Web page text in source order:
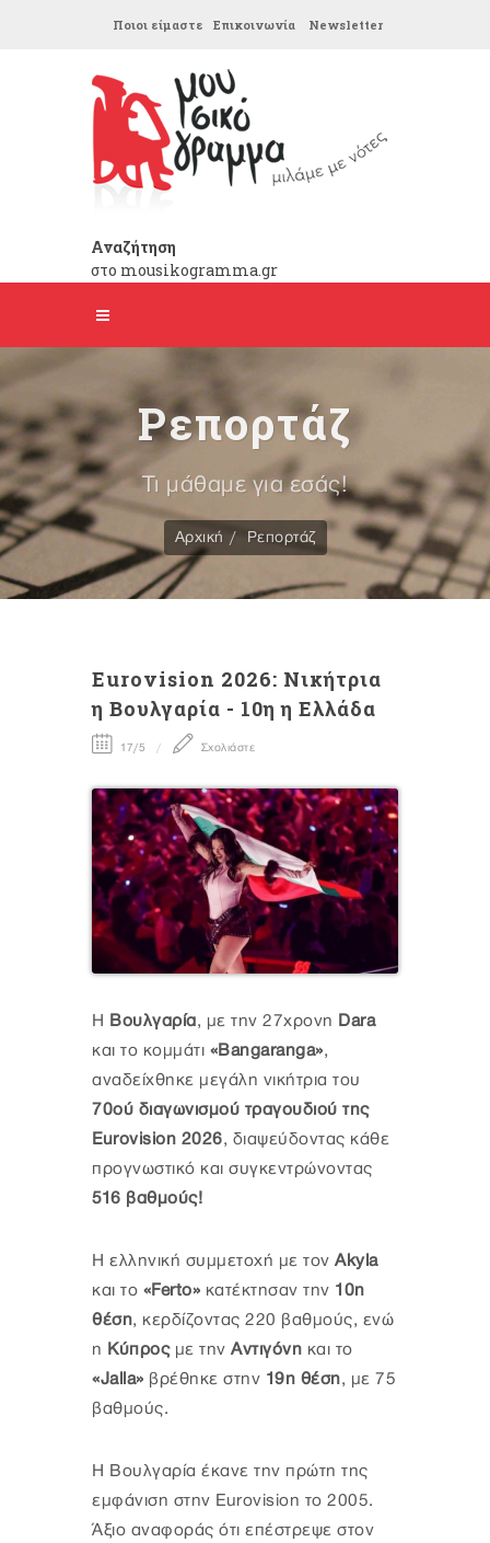
Ποιοι είμαστε Επικοινωνία Newsletter
Αναζήτηση
στο mousikogramma.gr
Ρεπορτάζ
Τι μάθαμε για εσάς!
Αρχική Ρεπορτάζ
Eurovision 2026: Νικήτρια
η Βουλγαρία - 10η η Ελλάδα
17/5 Σχολιάστε
Η Βουλγαρία, με την 27χρονη Dara
και το κομμάτι «Bangaranga»,
αναδείχθηκε μεγάλη νικήτρια του
70ού διαγωνισμού τραγουδιού της
Εurovision 2026, διαψεύδοντας κάθε
προγνωστικό και συγκεντρώνοντας
516 βαθμούς!
Η ελληνική συμμετοχή με τον Akyla
και το «Ferto» κατέκτησαν την 10η
θέση, κερδίζοντας 220 βαθμούς, ενώ
η Κύπροςμε την Αντιγόνη και το
«Jalla» βρέθηκε στην 19η θέση, με 75
βαθμούς.
Η Βουλγαρία έκανε την πρώτη της
εμφάνιση στην Eurovision το 2005.
Άξιο αναφοράς ότι επέστρεψε στον